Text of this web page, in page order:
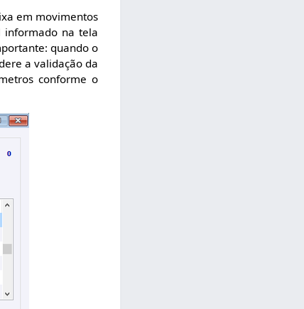
em movimentos
informado na tela
quando o
a validação da
conforme o